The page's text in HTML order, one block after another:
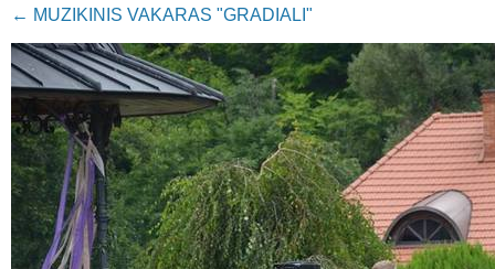
← MUZIKINIS VAKARAS "GRADIALI"